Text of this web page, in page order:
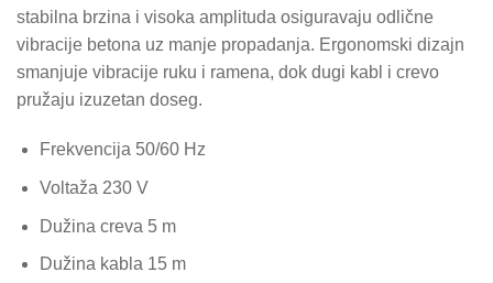
stabilna brzina i visoka amplituda osiguravaju odlične
vibracije betona uz manje propadanja. Ergonomski dizajn
smanjuje vibracije ruku i ramena, dok dugi kabl i crevo
pružaju izuzetan doseg.
Frekvencija 50/60 Hz
Voltaža 230 V
Dužina creva 5 m
Dužina kabla 15 m